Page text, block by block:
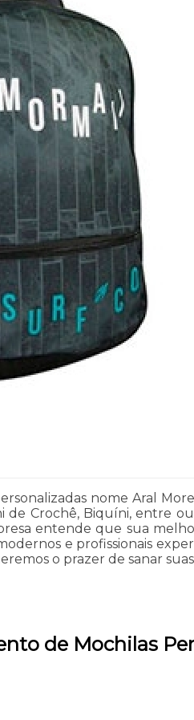
nome Aral
de Crochê, Biquíni, entre
entende que sua
e profissionais
o prazer de sanar
de Mochilas